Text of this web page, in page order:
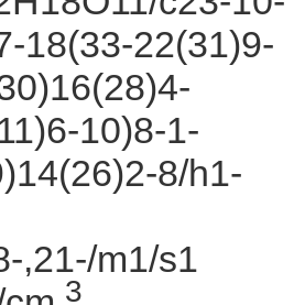
18(33-22(31)9-
10)8-1-
8/h1-
,21-/m1/s1
3